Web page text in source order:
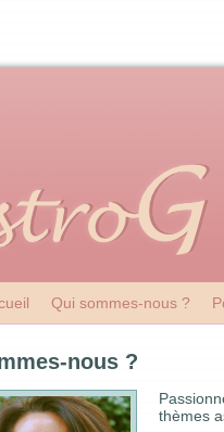
Qui sommes-nous ?
nous ?
thèmes